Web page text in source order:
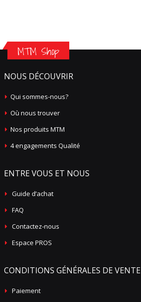
MTM Shop
NOUS DÉCOUVRIR
Qui sommes-nous?
Où nous trouver
Nos produits MTM
4 engagements Qualité
ENTRE VOUS ET NOUS
Guide d’achat
FAQ
Contactez-nous
Espace PROS
CONDITIONS GÉNÉRALES DE VENTE
Paiement